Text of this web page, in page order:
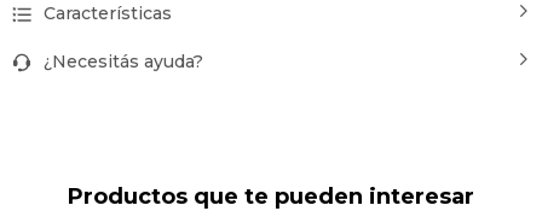
Características
¿Necesitás ayuda?
Productos que te pueden interesar